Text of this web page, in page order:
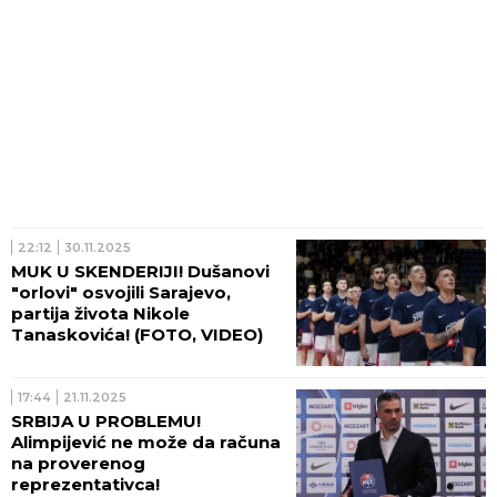
22:12 30.11.2025
MUK U SKENDERIJI! Dušanovi
"orlovi" osvojili Sarajevo,
partija života Nikole
Tanaskovića! (FOTO, VIDEO)
17:44 21.11.2025
SRBIJA U PROBLEMU!
Alimpijević ne može da računa
na proverenog
reprezentativca!